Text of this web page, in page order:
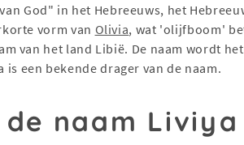
God" in het Hebreeuws, het
vorm van Olivia, wat 'olijfboom'
van het land Libië. De naam wordt
een bekende drager van de naam.
naam Liviya